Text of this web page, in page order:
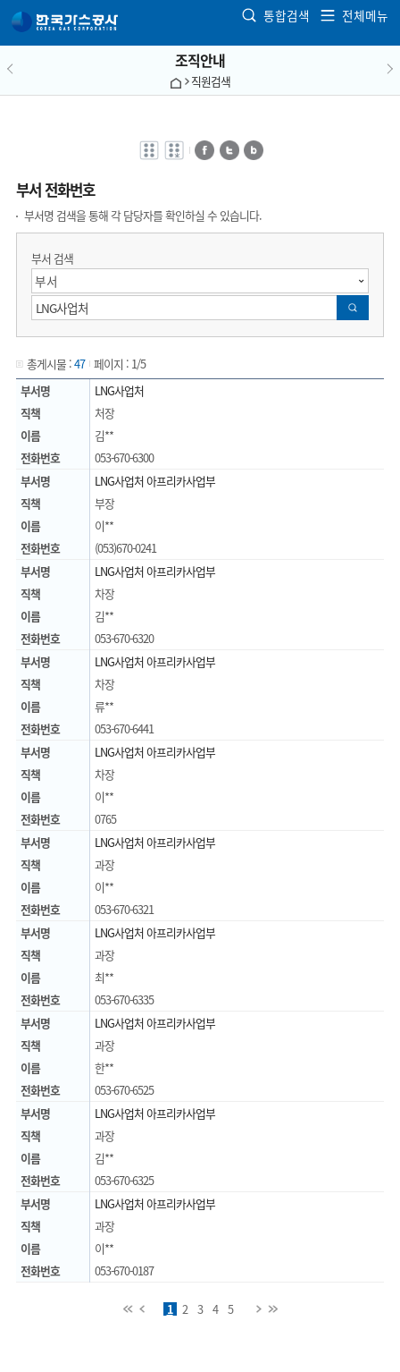
통합검색 전체메뉴
조직안내
직원검색
전자점자
바로보기
전자점자
다운로드
페이스북트위터블로그
부서 전화번호
부서명 검색을 통해 각 담당자를 확인하실 수 있습니다.
부서 검색
검색
총게시물 :47 페이지 : 1/5
부서명
LNG사업처
직책
처장
이름
김**
전화번호
053-670-6300
부서명
LNG사업처 아프리카사업부
직책
부장
이름
이**
전화번호
(053)670-0241
부서명
LNG사업처 아프리카사업부
직책
차장
이름
김**
전화번호
053-670-6320
부서명
LNG사업처 아프리카사업부
직책
차장
이름
류**
전화번호
053-670-6441
부서명
LNG사업처 아프리카사업부
직책
차장
이름
이**
전화번호
0765
부서명
LNG사업처 아프리카사업부
직책
과장
이름
이**
전화번호
053-670-6321
부서명
LNG사업처 아프리카사업부
직책
과장
이름
최**
전화번호
053-670-6335
부서명
LNG사업처 아프리카사업부
직책
과장
이름
한**
전화번호
053-670-6525
부서명
LNG사업처 아프리카사업부
직책
과장
이름
김**
전화번호
053-670-6325
부서명
LNG사업처 아프리카사업부
직책
과장
이름
이**
전화번호
053-670-0187
처음 이전
1 2 3 4 5
다음 마지막